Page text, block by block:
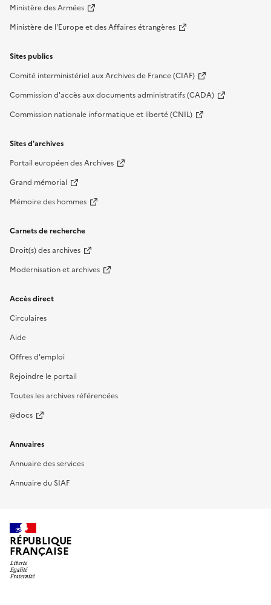
Ministère des Armées
Ministère de l'Europe et des Affaires étrangères
Sites publics
Comité interministériel aux Archives de France (CIAF)
Commission d'accès aux documents administratifs (CADA)
Commission nationale informatique et liberté (CNIL)
Sites d'archives
Portail européen des Archives
Grand mémorial
Mémoire des hommes
Carnets de recherche
Droit(s) des archives
Modernisation et archives
Accès direct
Circulaires
Aide
Offres d'emploi
Rejoindre le portail
Toutes les archives référencées
@docs
Annuaires
Annuaire des services
Annuaire du SIAF
RÉPUBLIQUE
FRANÇAISE